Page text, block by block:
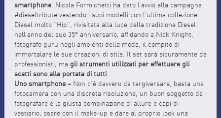
smartphone. Nicola Formichetti ha dato l’avvio alla campagna
#dieseltribute vestendo i suoi modelli con l’ultima collezione
Diesel molto “Hip”, rivisitata alla luce della tradizione Diesel
nell’anno del suo 35° anniversario, affidando a Nick Knight,
fotografo guru negli ambienti della moda, il compito di
immortalare le sue creazioni di stile. Il set sarà sicuramente da
professionisti, ma gli strumenti utilizzati per effettuare gli
scatti sono alla portata di tutti.
Uno smartphone – Non c’è davvero da tergiversare, basta una
fotocamera con una discreta risoluzione, un buon soggetto da
fotografare e la giusta combinazione di allure e capi di
vestiario, osare con il make-up e dare al proprio look una